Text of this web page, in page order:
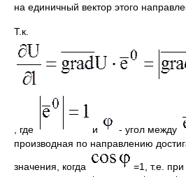
на единичный вектор этого
Т.к.
, где и - угол между
производная по направлению
значения, когда =1, т.е. при